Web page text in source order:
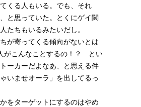
くる人もいる。でも、それ
と思っていた。とくにゲイ関
たちもいるみたいだし。
が寄ってくる傾向がないとは
がこんなことするの！？ とい
ーカーだよなあ、と思える件
いませオーラ」を出してるっ
をターゲットにするのはやめ